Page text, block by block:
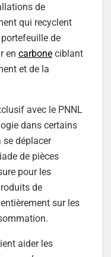
de
qui recyclent
de
en carbone ciblant
et de la
avec le PNNL
dans certains
se déplacer
de pièces
pour les
de
sur les
aider les